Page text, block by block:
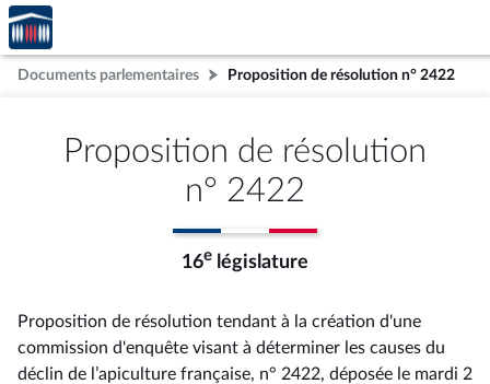
Aller au contenu
Aller en bas de la page
Accèder
à la
page
d'accueil
Documents parlementaires Proposition de résolution n° 2422
Proposition de résolution
n° 2422
16e législature
Proposition de résolution tendant à la création d'une
commission d'enquête visant à déterminer les causes du
déclin de l’apiculture française, n° 2422, déposée le mardi 2